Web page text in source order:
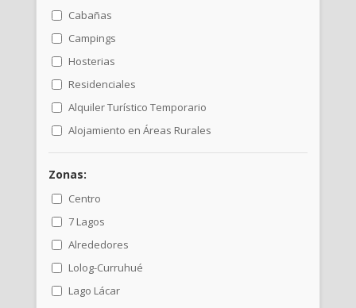
Cabañas
Campings
Hosterias
Residenciales
Alquiler Turístico Temporario
Alojamiento en Áreas Rurales
Zonas:
Centro
7 Lagos
Alrededores
Lolog-Curruhué
Lago Lácar